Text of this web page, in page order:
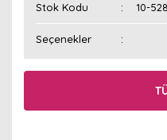
Stok Kodu 10-
Seçenekler